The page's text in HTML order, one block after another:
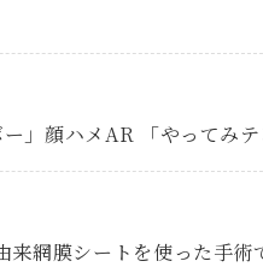
」顔ハメAR 「やってみ
網膜シートを使った手術